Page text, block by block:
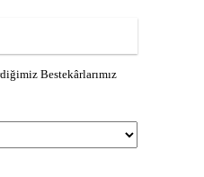
Bestekârlarımız